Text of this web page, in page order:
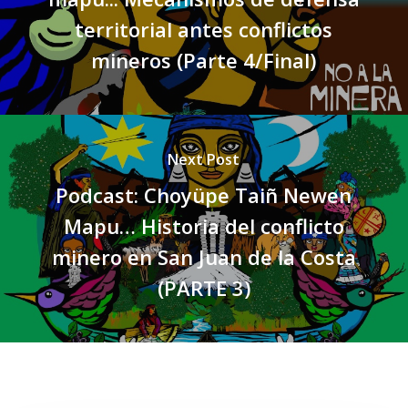
territorial antes conflictos
mineros (Parte 4/Final)
Next Post
Podcast: Choyüpe Taiñ Newen
Mapu… Historia del conflicto
minero en San Juan de la Costa
(PARTE 3)